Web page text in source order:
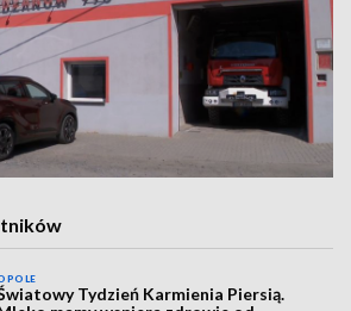
Tydzień Karmienia Piersią.